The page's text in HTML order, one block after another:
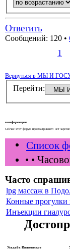
Ответить
Сообщений: 120 •
1
Вернуться в МЫ И
Перейти:
конференции
Сейчас этот форум просматривают: нет
Список
• •
Часто
lpg массаж в
Конные прогулки
Инъекции
Усадьба Ивановское